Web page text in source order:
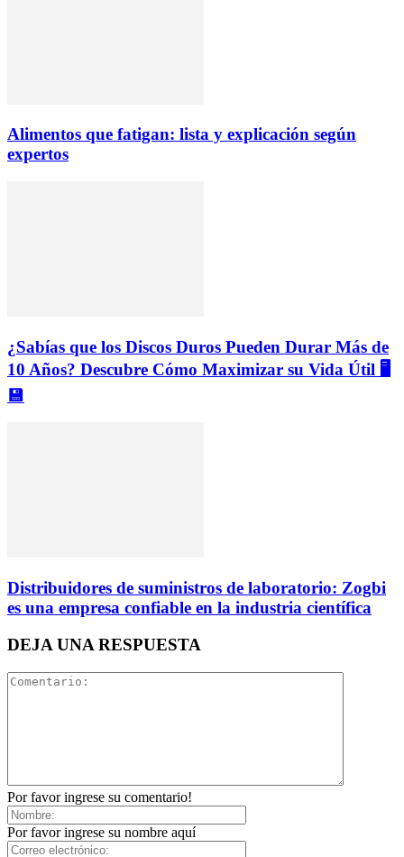
Alimentos que fatigan: lista y explicación según
expertos
¿Sabías que los Discos Duros Pueden Durar Más de
10 Años? Descubre Cómo Maximizar su Vida Útil 🖥️
💾
Distribuidores de suministros de laboratorio: Zogbi
es una empresa confiable en la industria científica
DEJA UNA RESPUESTA
Por favor ingrese su comentario!
Por favor ingrese su nombre aquí